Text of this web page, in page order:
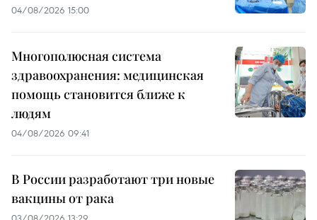
04/08/2026 15:00
Многополюсная система
здравоохранения: медицинская
помощь становится ближе к
людям
04/08/2026 09:41
В России разработают три новые
вакцины от рака